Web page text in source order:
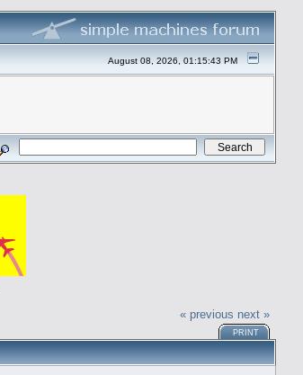
August 08, 2026, 01:15:43 PM
« previous next »
PRINT